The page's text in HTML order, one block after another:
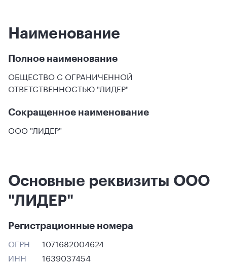
Наименование
Полное наименование
ОБЩЕСТВО С ОГРАНИЧЕННОЙ
ОТВЕТСТВЕННОСТЬЮ "ЛИДЕР"
Сокращенное наименование
ООО "ЛИДЕР"
Основные реквизиты ООО
"ЛИДЕР"
Регистрационные номера
ОГРН
1071682004624
ИНН
1639037454